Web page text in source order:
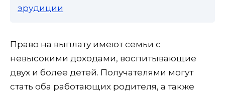
эрудиции
Право на выплату имеют семьи с
невысокими доходами, воспитывающие
двух и более детей. Получателями могут
стать оба работающих родителя, а также